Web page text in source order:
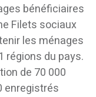
bénéficiaires
Filets sociaux
les ménages
régions du pays.
de 70 000
enregistrés